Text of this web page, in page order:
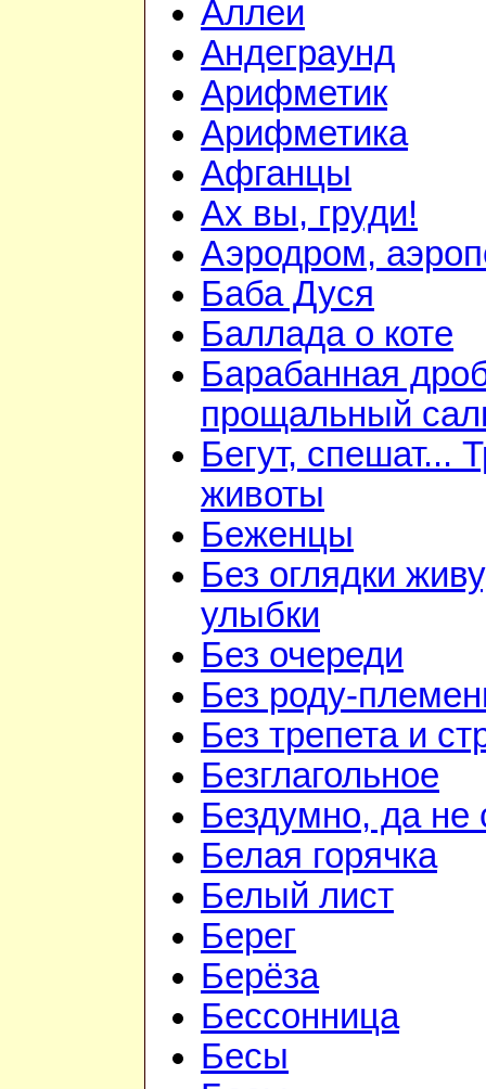
Аллеи
Андеграунд
Арифметик
Арифметика
Афганцы
Ах вы, груди!
Аэродром,
Баба Дуся
Баллада о коте
Барабанная
прощальный
Бегут, спешат...
животы
Беженцы
Без оглядки
улыбки
Без очереди
Без роду-
Без трепета и
Безглагольное
Бездумно, да не
Белая горячка
Белый лист
Берег
Берёза
Бессонница
Бесы